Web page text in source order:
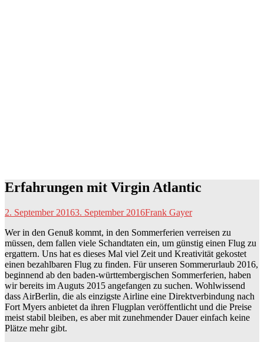
Erfahrungen mit Virgin Atlantic
2. September 20163. September 2016Frank Gayer
Wer in den Genuß kommt, in den Sommerferien verreisen zu
müssen, dem fallen viele Schandtaten ein, um günstig einen Flug zu
ergattern. Uns hat es dieses Mal viel Zeit und Kreativität gekostet
einen bezahlbaren Flug zu finden. Für unseren Sommerurlaub 2016,
beginnend ab den baden-württembergischen Sommerferien, haben
wir bereits im Auguts 2015 angefangen zu suchen. Wohlwissend
dass AirBerlin, die als einzigste Airline eine Direktverbindung nach
Fort Myers anbietet da ihren Flugplan veröffentlicht und die Preise
meist stabil bleiben, es aber mit zunehmender Dauer einfach keine
Plätze mehr gibt.